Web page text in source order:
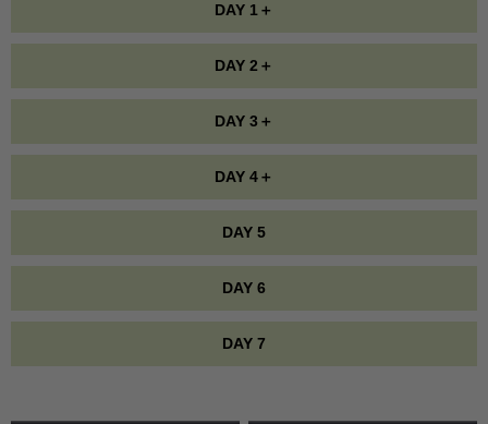
DAY 1＋
DAY 2＋
DAY 3＋
DAY 4＋
DAY 5
DAY 6
DAY 7